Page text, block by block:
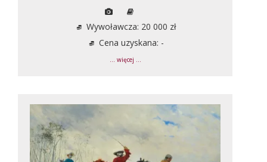
Wywoławcza: 20 000 zł
Cena uzyskana: -
... więcej ...